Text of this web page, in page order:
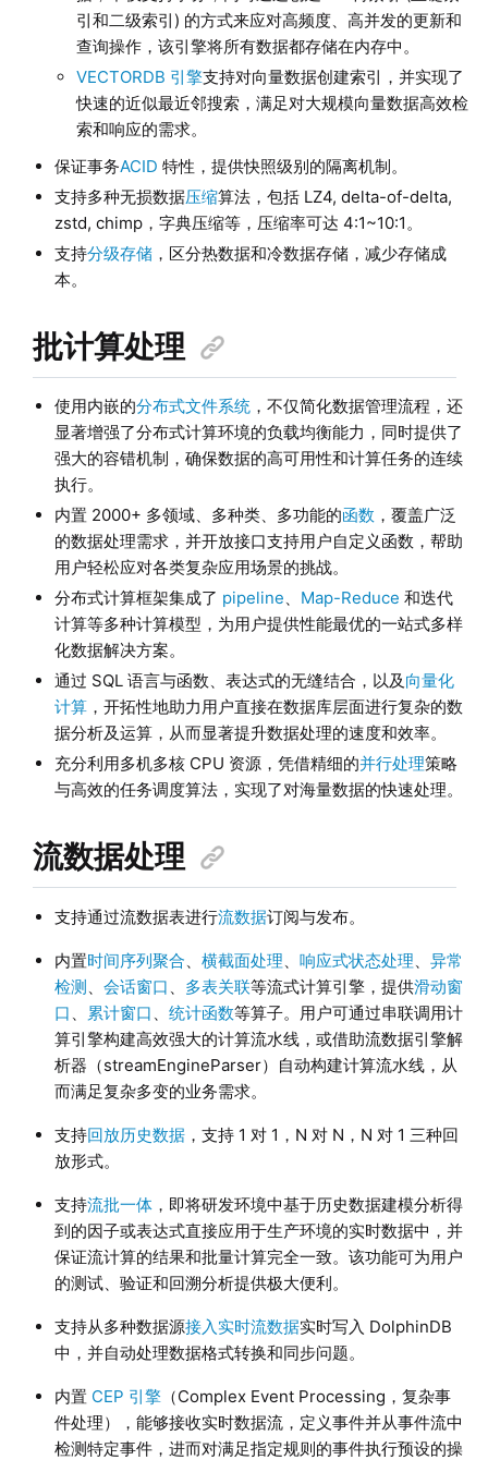
引和二级索引) 的方式来应对高频度、高并发的更新和
查询操作，该引擎将所有数据都存储在内存中。
VECTORDB 引擎支持对向量数据创建索引，并实现了
快速的近似最近邻搜索，满足对大规模向量数据高效检
索和响应的需求。
保证事务ACID 特性，提供快照级别的隔离机制。
支持多种无损数据压缩算法，包括 LZ4, delta-of-delta,
zstd, chimp，字典压缩等，压缩率可达 4:1~10:1。
支持分级存储，区分热数据和冷数据存储，减少存储成
本。
批计算处理
使用内嵌的分布式文件系统，不仅简化数据管理流程，还
显著增强了分布式计算环境的负载均衡能力，同时提供了
强大的容错机制，确保数据的高可用性和计算任务的连续
执行。
内置 2000+ 多领域、多种类、多功能的函数 ，覆盖广泛
的数据处理需求，并开放接口支持用户自定义函数，帮助
用户轻松应对各类复杂应用场景的挑战。
分布式计算框架集成了 pipeline、 Map-Reduce 和迭代
计算等多种计算模型，为用户提供性能最优的一站式多样
化数据解决方案。
通过 SQL 语言与函数、表达式的无缝结合，以及 向量化
计算，开拓性地助力用户直接在数据库层面进行复杂的数
据分析及运算，从而显著提升数据处理的速度和效率。
充分利用多机多核 CPU 资源，凭借精细的并行处理策略
与高效的任务调度算法，实现了对海量数据的快速处理。
流数据处理
支持通过流数据表进行流数据订阅与发布。
内置时间序列聚合、 横截面处理、 响应式状态处理、 异常
检测、 会话窗口 、 多表关联等流式计算引擎，提供滑动窗
口 、 累计窗口 、 统计函数等算子。用户可通过串联调用计
算引擎构建高效强大的计算流水线，或借助流数据引擎解
析器（streamEngineParser）自动构建计算流水线，从
而满足复杂多变的业务需求。
支持回放历史数据，支持 1 对 1，N 对 N，N 对 1 三种回
放形式。
支持流批一体，即将研发环境中基于历史数据建模分析得
到的因子或表达式直接应用于生产环境的实时数据中，并
保证流计算的结果和批量计算完全一致。该功能可为用户
的测试、验证和回溯分析提供极大便利。
支持从多种数据源接入实时流数据实时写入 DolphinDB
中，并自动处理数据格式转换和同步问题。
内置 CEP 引擎（Complex Event Processing，复杂事
件处理），能够接收实时数据流，定义事件并从事件流中
检测特定事件，进而对满足指定规则的事件执行预设的操